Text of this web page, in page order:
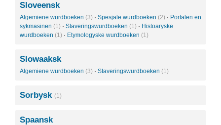
Sloveensk
Algemiene wurdboeken (3) · Spesjale wurdboeken (2) · Portalen en
sykmasinen (1) · Staveringswurdboeken (1) · Histoaryske
wurdboeken (1) · Etymologyske wurdboeken (1)
Slowaaksk
Algemiene wurdboeken (3) · Staveringswurdboeken (1)
Sorbysk (1)
Spaansk